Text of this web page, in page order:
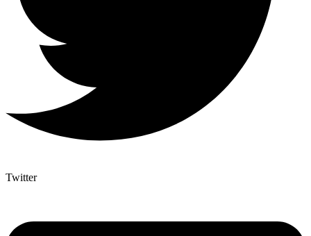
Twitter